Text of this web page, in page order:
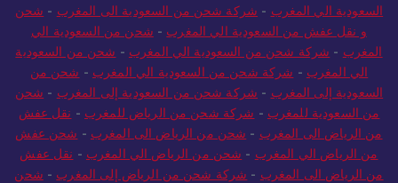
السعودية الي المغرب - شركة شحن من السعودية الى المغرب - شحن
و نقل عفش من السعودية الي المغرب - شحن من السعودية الي
المغرب - شركة شحن من السعودية الي المغرب - شحن من السعودية
الي المغرب - شركة شحن من السعودية الي المغرب - شحن من
السعودية إلى المغرب - شركة شحن من السعودية إلى المغرب - شحن
من السعودية للمغرب - شركة شحن من الرياض للمغرب - نقل عفش
من الرياض الى المغرب - شحن من الرياض الى المغرب - شحن عفش
من الرياض الي المغرب - شحن من الرياض الي المغرب - نقل عفش
من الرياض الى المغرب - شركة شحن من الرياض إلى المغرب - شحن